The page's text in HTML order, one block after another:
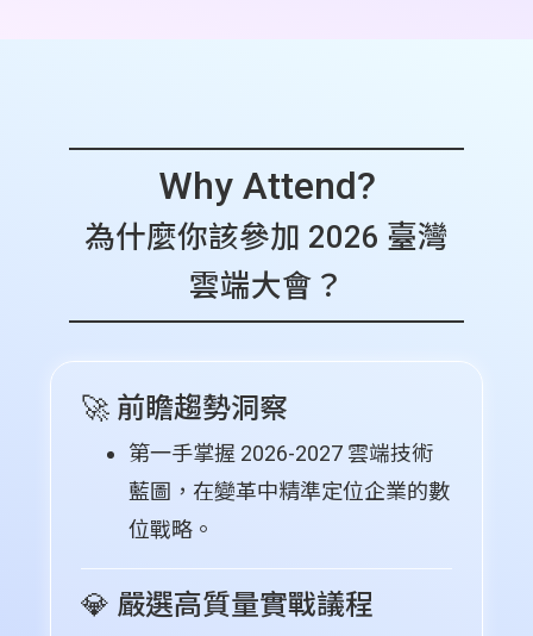
Why Attend?
為什麼你該參加 2026 臺灣
雲端大會？
🚀 前瞻趨勢洞察
第一手掌握 2026-2027 雲端技術
藍圖，在變革中精準定位企業的數
位戰略。
💎 嚴選高質量實戰議程